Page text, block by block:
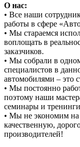
О нас:
• Все наши
работы в сфере
• Мы стараемся
воплощать в
заказчиков.
• Мы собрали в
специалистов в
автомобилями – это
• Мы постоянно
поэтому наши
семинары и
• Мы не экономим на
качественную,
производителей!